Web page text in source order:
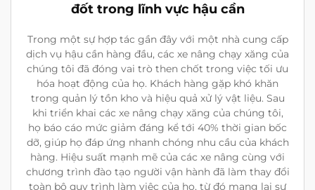
đốt trong lĩnh vực hậu cần
Trong một sự hợp tác gần đây với một nhà cung cấp
dịch vụ hậu cần hàng đầu, các xe nâng chạy xăng của
chúng tôi đã đóng vai trò then chốt trong việc tối ưu
hóa hoạt động của họ. Khách hàng gặp khó khăn
trong quản lý tồn kho và hiệu quả xử lý vật liệu. Sau
khi triển khai các xe nâng chạy xăng của chúng tôi,
họ báo cáo mức giảm đáng kể tới 40% thời gian bốc
dỡ, giúp họ đáp ứng nhanh chóng nhu cầu của khách
hàng. Hiệu suất mạnh mẽ của các xe nâng cùng với
chương trình đào tạo người vận hành đã làm thay đổi
toàn bộ quy trình làm việc của họ, từ đó mang lại sự